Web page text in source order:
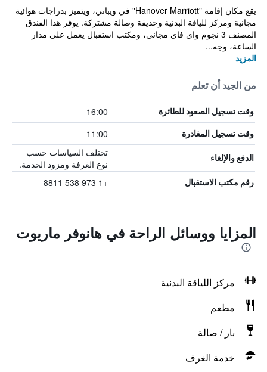
يقع مكان إقامة "Hanover Marriott" في ويباني، ويتميز بدراجات هوائية
مجانية ومركز للياقة البدنية وحديقة وصالة مشتركة. يوفر هذا الفندق
المصنف 3 نجوم واي فاي مجاني، ومكتب استقبال يعمل على مدار
الساعة، وجه...
المزيد
من الجيد أن تعلم
وقت تسجيل الصعود للطائرة 16:00
وقت تسجيل المغادرة 11:00
الدفع والإلغاء
تختلف السياسات حسب
نوع الغرفة ومزود الخدمة.
رقم مكتب الاستقبال +1 973 538 8811
المزايا ووسائل الراحة في هانوفر ماريوت
مركز اللياقة البدنية
مطعم
بار / صالة
خدمة الغرف